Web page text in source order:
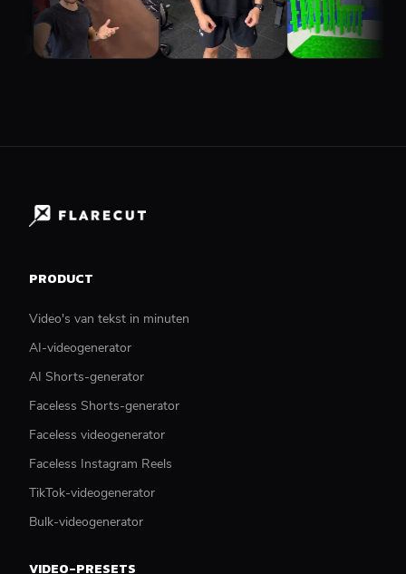
PRODUCT
Video's van tekst in minuten
AI-videogenerator
AI Shorts-generator
Faceless Shorts-generator
Faceless videogenerator
Faceless Instagram Reels
TikTok-videogenerator
Bulk-videogenerator
VIDEO-PRESETS